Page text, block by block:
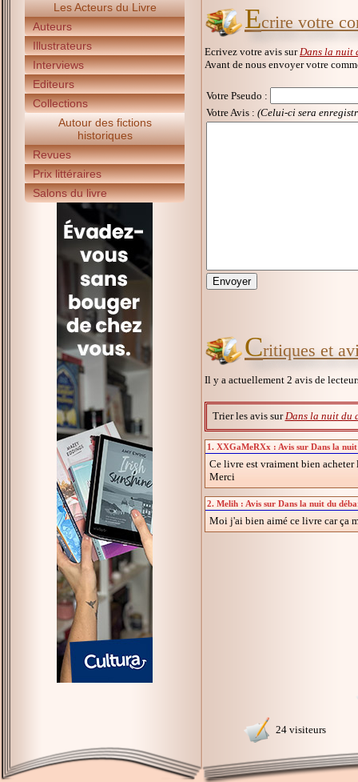
Les Acteurs du Livre
Auteurs
Illustrateurs
Interviews
Editeurs
Collections
Autour des fictions
historiques
Revues
Prix littéraires
Salons du livre
Ecrire votre
Ecrivez votre avis sur Dans la nuit
Avant de nous envoyer votre
Votre Pseudo :
Votre Avis : (Celui-ci sera
Critiques et
Il y a actuellement 2 avis de
Trier les avis sur Dans la nuit du
1. XXGaMeRXx : Avis sur Dans la
Ce livre est vraiment bien
Merci
2. Melih : Avis sur Dans la nuit du
Moi j'ai bien aimé ce livre car ça
24 visiteurs